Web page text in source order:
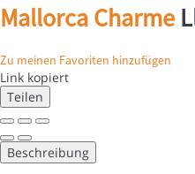
Mallorca Charme
Zu meinen Favoriten hinzufügen
Link kopiert
Teilen
Beschreibung